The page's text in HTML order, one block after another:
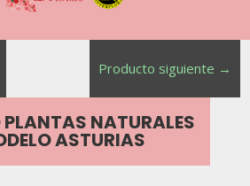
Producto siguiente →
PLANTAS NATURALES
ASTURIAS